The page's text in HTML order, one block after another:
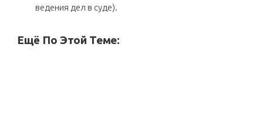
ведения дел в суде).
Ещё По Этой Теме: